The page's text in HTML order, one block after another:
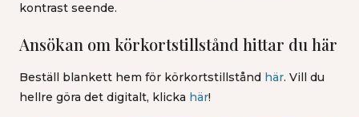
kontrast seende.
Ansökan om körkortstillstånd hittar du här
Beställ blankett hem för körkortstillstånd här. Vill du
hellre göra det digitalt, klicka här!